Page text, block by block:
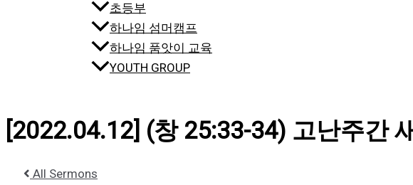
초등부
하나임 섬머캠프
하나임 품앗이 교육
YOUTH GROUP
[2022.04.12] (창 25:33-34) 고난주간
All Sermons